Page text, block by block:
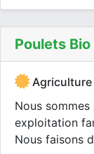
Poulets
Agriculture
Nous
exploitation
Nous faisons